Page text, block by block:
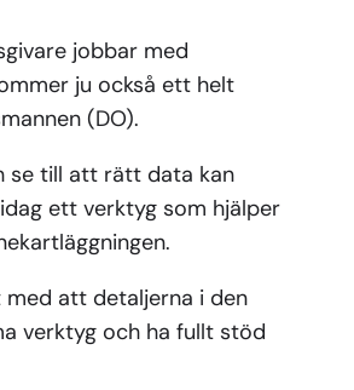
jobbar med
ju också ett helt
(DO).
se till att rätt data kan
ett verktyg som hjälper
att detaljerna i den
verktyg och ha fullt stöd